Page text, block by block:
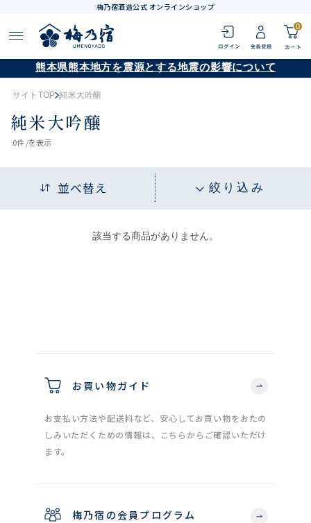
梅乃宿酒造公式 オンラインショップ
0
熊本県熊本地方を震源とする地震の影響について
サイトTOP 純米大吟醸
純米大吟醸
0件 /を表示
並べ替え 絞り込み
該当する商品がありません。
お買い物ガイド
お支払い方法や配送料など、安心してお買い物をおたの
しみいただくための情報は、こちらからご確認いただけ
ます。
梅乃宿の会員プログラム